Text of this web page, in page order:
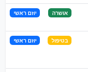
אושרה יוזם ראשי
בטיפול יוזם ראשי